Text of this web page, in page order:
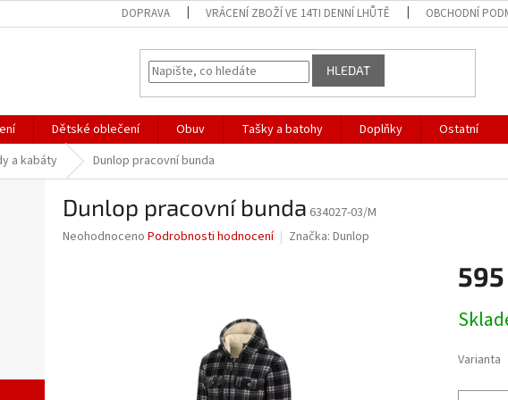
DOPRAVA VRÁCENÍ ZBOŽÍ VE 14TI DENNÍ LHŮTĚ OBCHODNÍ
HLEDAT
Dětské oblečení Obuv Tašky a batohy Doplňky
Ostatní
a kabáty Dunlop pracovní bunda
Dunlop pracovní bunda 634027-03/M
Průměrné
Neohodnoceno Podrobnosti hodnocení Značka: Dunlop
cena:
Varianta